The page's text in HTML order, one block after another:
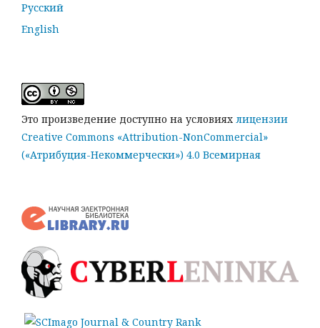
Русский
English
Это произведение доступно на условиях лицензии
Creative Commons «Attribution-NonCommercial»
(«Атрибуция-Некоммерчески») 4.0 Всемирная